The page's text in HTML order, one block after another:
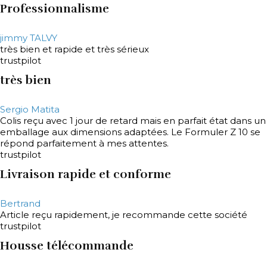
Professionnalisme
jimmy TALVY
très bien et rapide et très sérieux
trustpilot
très bien
Sergio Matita
Colis reçu avec 1 jour de retard mais en parfait état dans un
emballage aux dimensions adaptées. Le Formuler Z 10 se
répond parfaitement à mes attentes.
trustpilot
Livraison rapide et conforme
Bertrand
Article reçu rapidement, je recommande cette société
trustpilot
Housse télécommande